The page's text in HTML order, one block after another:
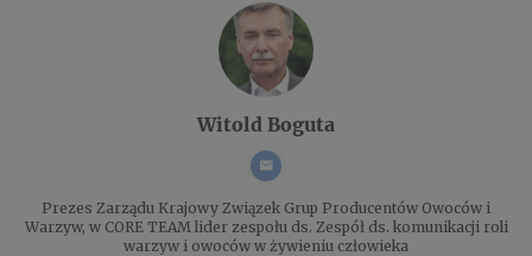
Witold Boguta
Prezes Zarządu Krajowy Związek Grup Producentów Owoców i
Warzyw, w CORE TEAM lider zespołu ds. Zespół ds. komunikacji roli
warzyw i owoców w żywieniu człowieka